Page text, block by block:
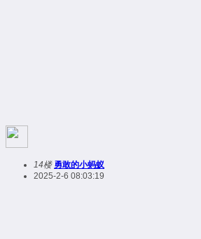
14楼 勇敢的小蚂蚁
2025-2-6 08:03:19